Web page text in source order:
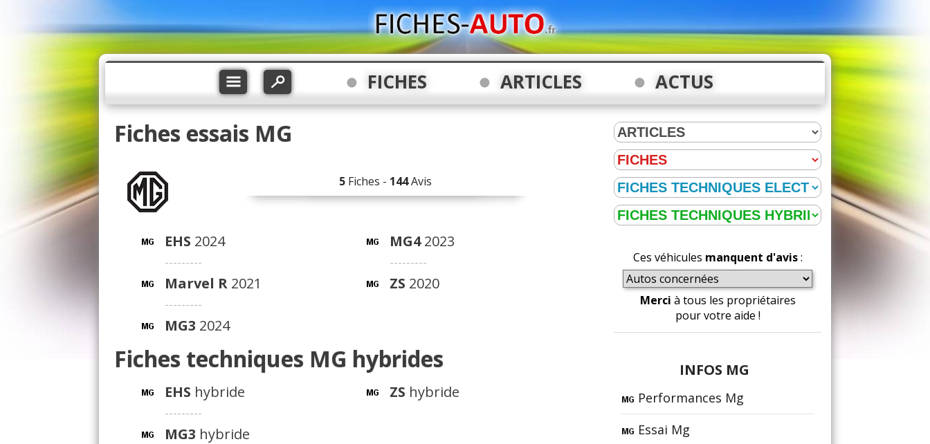
FICHES ARTICLES ACTUS
Fiches essais MG
5Fiches - 144Avis
EHS 2024
---------
Marvel R 2021
---------
MG3 2024
MG42023
---------
ZS 2020
Fiches techniques MG hybrides
EHS hybride
---------
MG3 hybride
ZS hybride
Ces véhicules manquent d'avis:
Merci à tous les propriétaires
pour votre aide !
INFOS MG
Performances Mg
Essai Mg